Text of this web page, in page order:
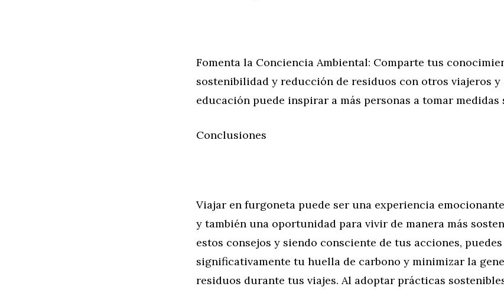
Fomenta la Conciencia Ambiental: Comparte tus
sostenibilidad y reducción de residuos con otros viajeros y
educación puede inspirar a más personas a tomar medidas
Conclusiones
Viajar en furgoneta puede ser una experiencia
y también una oportunidad para vivir de manera más
estos consejos y siendo consciente de tus acciones,
significativamente tu huella de carbono y minimizar la
residuos durante tus viajes. Al adoptar prácticas